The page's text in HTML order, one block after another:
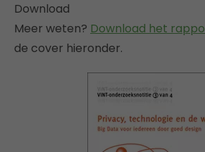
Download
Meer weten? Download het
de cover hieronder.